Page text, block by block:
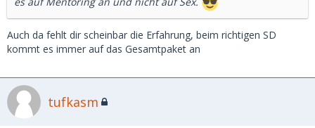
Auch da fehlt dir scheinbar die Erfahrung, beim richtigen SD
kommt es immer auf das Gesamtpaket an
tufkasm